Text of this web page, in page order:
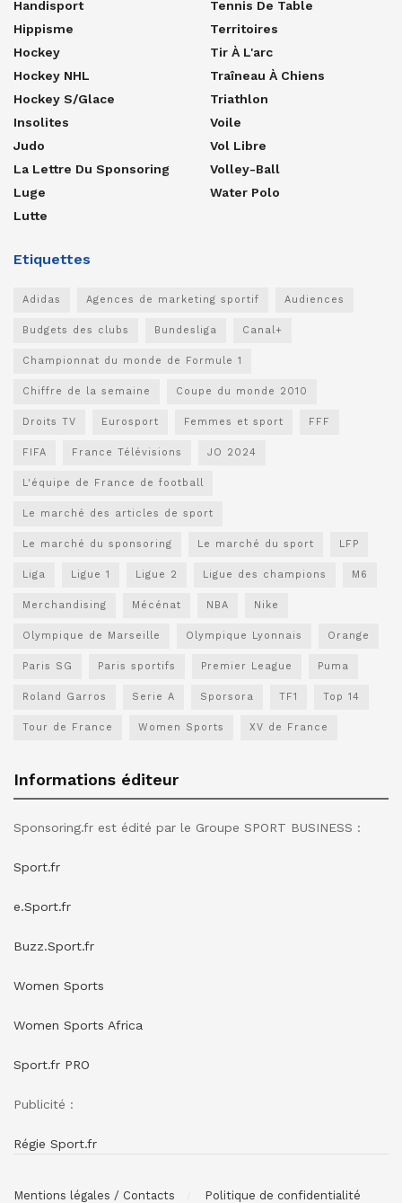
Handisport
Hippisme
Hockey
Hockey NHL
Hockey S/glace
Insolites
Judo
La Lettre Du Sponsoring
Luge
Lutte
Tennis De Table
Territoires
Tir À L'arc
Traîneau À Chiens
Triathlon
Voile
Vol Libre
Volley-Ball
Water Polo
Etiquettes
Adidas Agences de marketing sportif Audiences
Budgets des clubs Bundesliga Canal+
Championnat du monde de Formule 1
Chiffre de la semaine Coupe du monde 2010
Droits TV Eurosport Femmes et sport FFF
FIFA France Télévisions JO 2024
L'équipe de France de football
Le marché des articles de sport
Le marché du sponsoring Le marché du sport LFP
Liga Ligue 1 Ligue 2 Ligue des champions M6
Merchandising Mécénat NBA Nike
Olympique de Marseille Olympique Lyonnais Orange
Paris SG Paris sportifs Premier League Puma
Roland Garros Serie A Sporsora TF1 Top 14
Tour de France Women Sports XV de France
Informations éditeur
Sponsoring.fr est édité par le Groupe SPORT BUSINESS :
Sport.fr
e.Sport.fr
Buzz.Sport.fr
Women Sports
Women Sports Africa
Sport.fr PRO
Publicité :
Régie Sport.fr
Mentions légales / Contacts Politique de confidentialité